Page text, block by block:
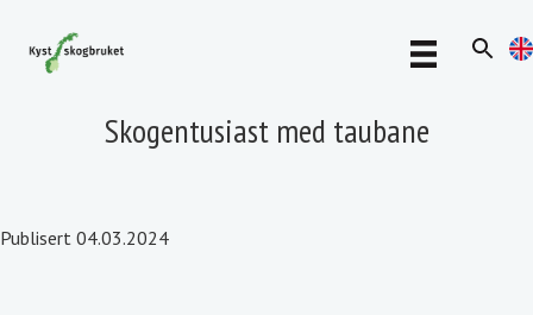
Skogentusiast med taubane
Publisert 04.03.2024